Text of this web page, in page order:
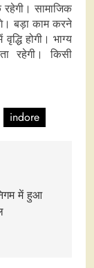
सामाजिक
बड़ा काम करने
होगी। भाग्य
रहेगी। किसी
indore
में हुआ